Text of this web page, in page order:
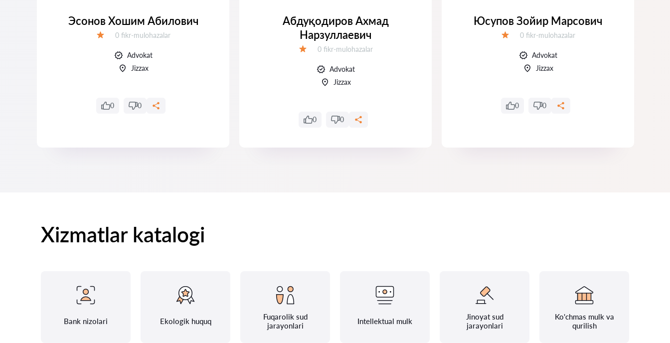
Эсонов Хошим Абилович
Fikrlar:
0 fikr-mulohazalar
Advokat
Jizzax
0 0
Абдуқодиров Ахмад
Нарзуллаевич
Fikrlar:
0 fikr-mulohazalar
Advokat
Jizzax
0 0
Юсупов Зойир Марсович
Fikrlar:
0 fikr-mulohazalar
Advokat
Jizzax
0 0
Xizmatlar katalogi
Bank nizolari Ekologik huquq
Fuqarolik sud
jarayonlari
Intellektual mulk
Jinoyat sud
jarayonlari
Ko'chmas mulk va
qurilish